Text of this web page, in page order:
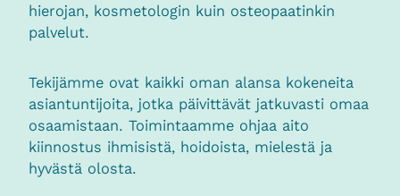
hierojan, kosmetologin kuin osteopaatinkin
palvelut.
Tekijämme ovat kaikki oman alansa kokeneita
asiantuntijoita, jotka päivittävät jatkuvasti omaa
osaamistaan. Toimintaamme ohjaa aito
kiinnostus ihmisistä, hoidoista, mielestä ja
hyvästä olosta.